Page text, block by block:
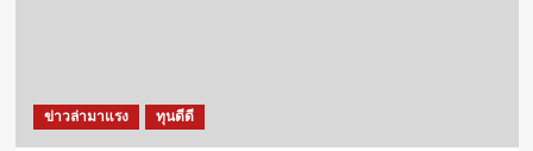
ข่าวล่ามาแรง ทุนดีดี